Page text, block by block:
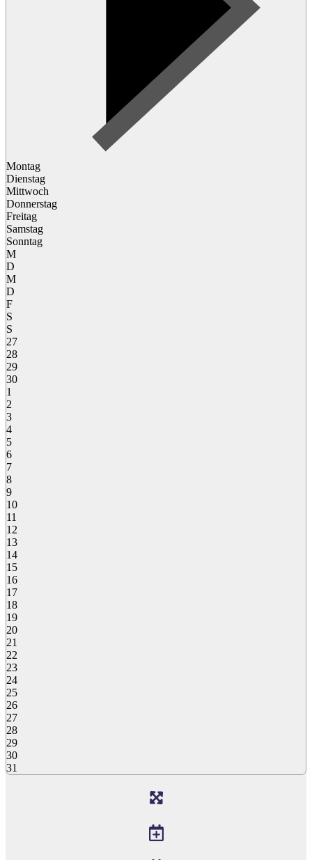
Montag
Dienstag
Mittwoch
Donnerstag
Freitag
Samstag
Sonntag
M
D
M
D
F
S
S
27
28
29
30
1
2
3
4
5
6
7
8
9
10
11
12
13
14
15
16
17
18
19
20
21
22
23
24
25
26
27
28
29
30
31